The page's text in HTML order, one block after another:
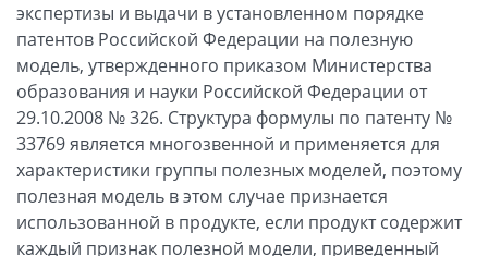
экспертизы и выдачи в установленном порядке
патентов Российской Федерации на полезную
модель, утвержденного приказом Министерства
образования и науки Российской Федерации от
29.10.2008 № 326. Структура формулы по патенту №
33769 является многозвенной и применяется для
характеристики группы полезных моделей, поэтому
полезная модель в этом случае признается
использованной в продукте, если продукт содержит
каждый признак полезной модели, приведенный